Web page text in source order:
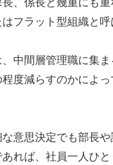
、係長と幾重にも
フラット型組織と呼
中間層管理職に集
度減らすのかによ
意思決定でも部長
れば、社員一人ひ